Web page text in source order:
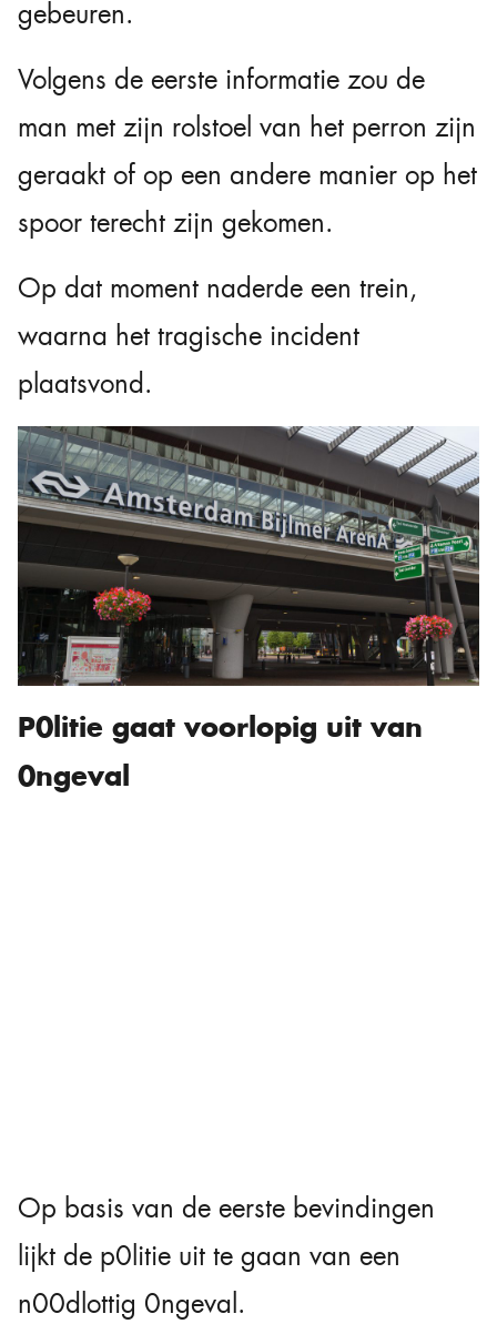
gebeuren.
Volgens de eerste informatie zou de
man met zijn rolstoel van het perron zijn
geraakt of op een andere manier op het
spoor terecht zijn gekomen.
Op dat moment naderde een trein,
waarna het tragische incident
plaatsvond.
P0litie gaat voorlopig uit van
0ngeval
Op basis van de eerste bevindingen
lijkt de p0litie uit te gaan van een
n00dlottig 0ngeval.